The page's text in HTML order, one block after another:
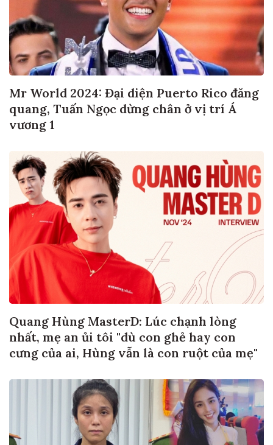
Mr World 2024: Đại diện Puerto Rico đăng
quang, Tuấn Ngọc dừng chân ở vị trí Á
vương 1
Quang Hùng MasterD: Lúc chạnh lòng
nhất, mẹ an ủi tôi "dù con ghẻ hay con
cưng của ai, Hùng vẫn là con ruột của mẹ"